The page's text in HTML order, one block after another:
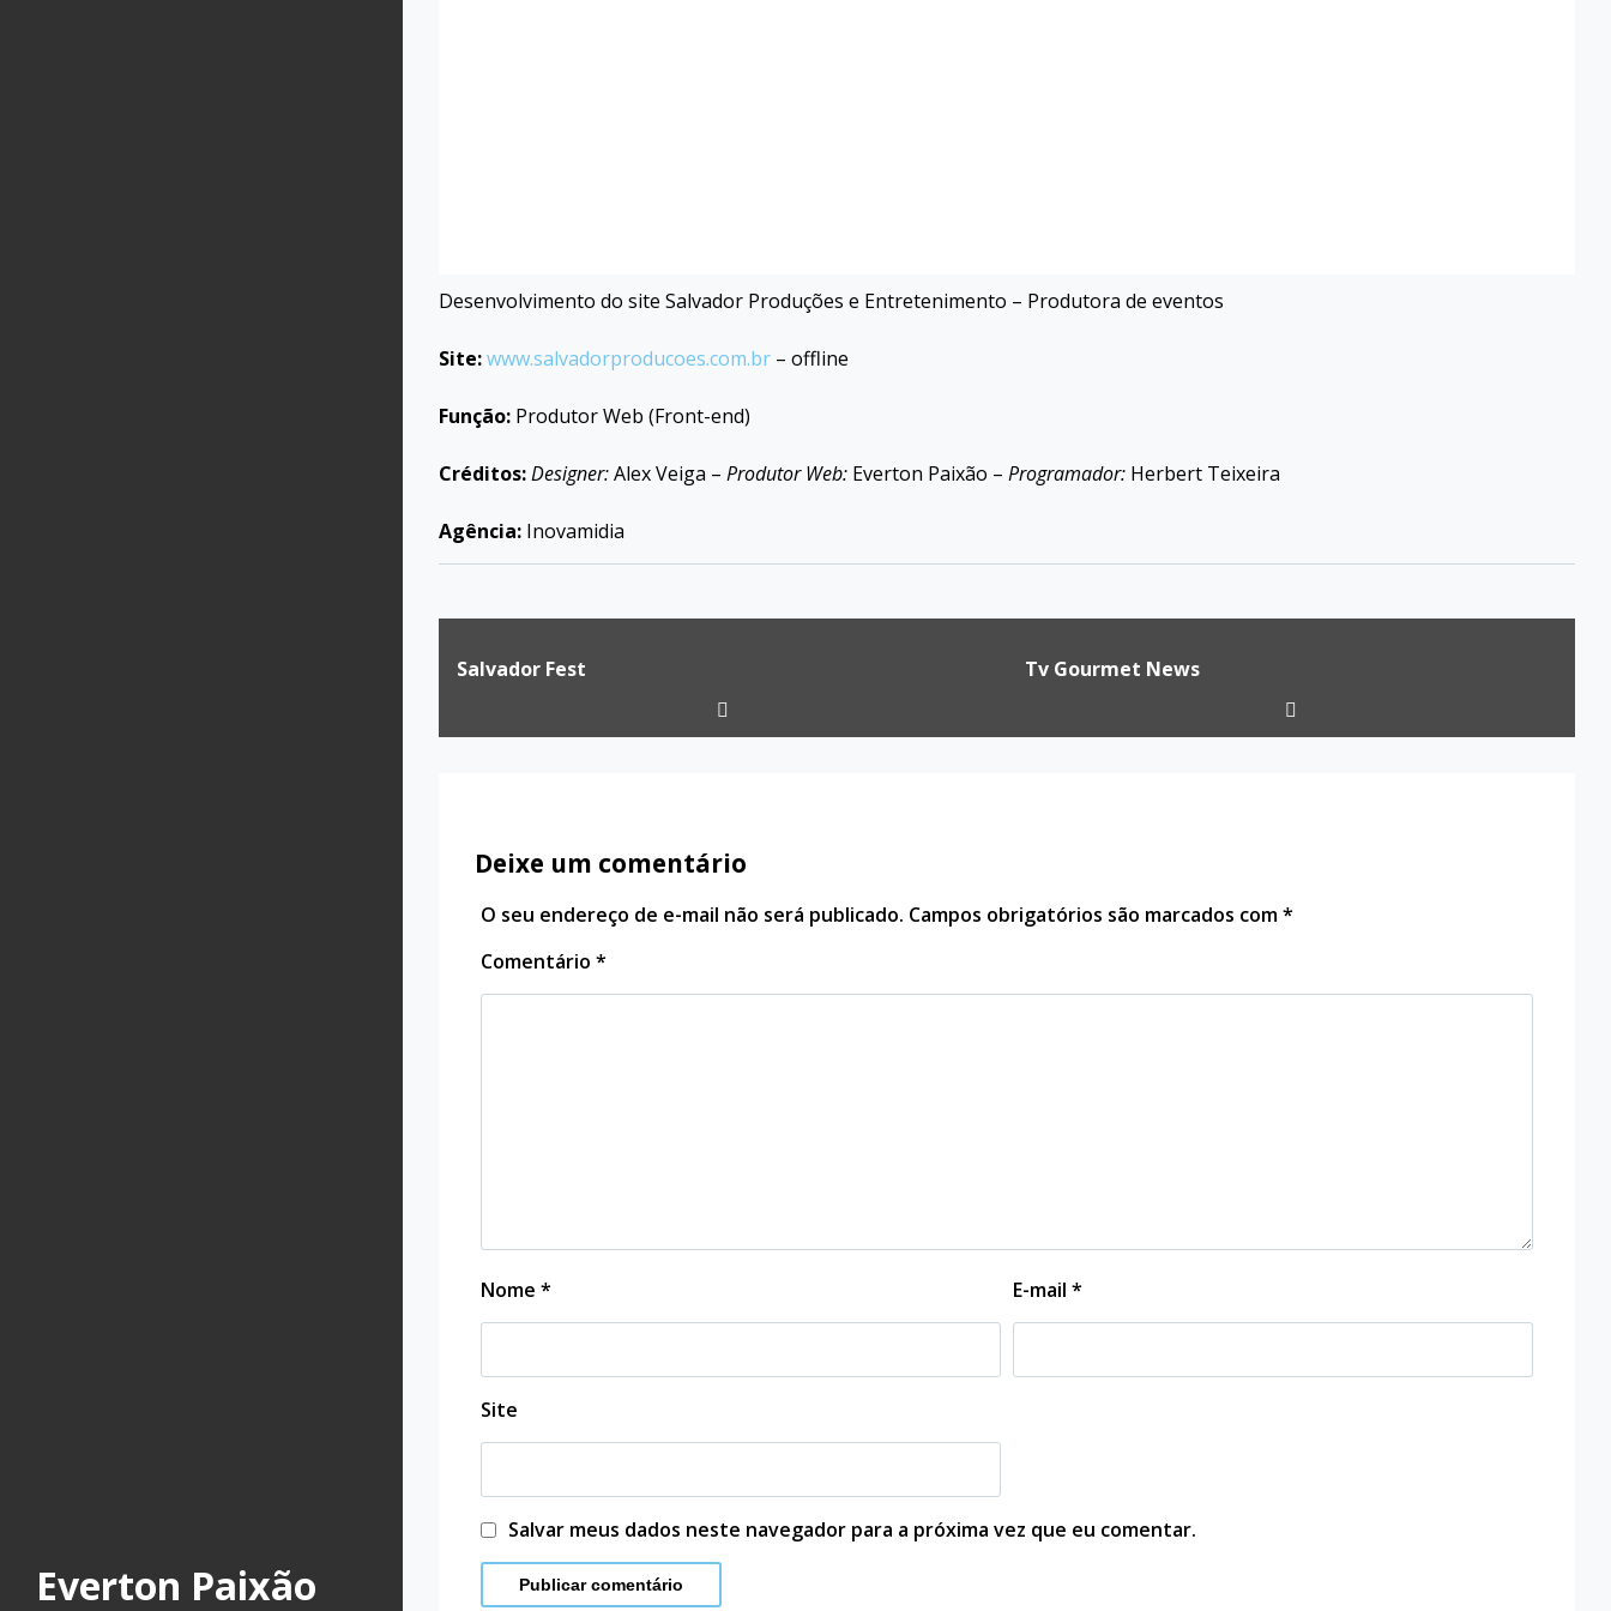
Everton Paixão
Desenvolvimento do site Salvador Produções e Entretenimento – Produtora de eventos
Site:www.salvadorproducoes.com.br – offline
Função: Produtor Web (Front-end)
Créditos:Designer:Alex Veiga – Produtor Web: Everton Paixão – Programador: Herbert Teixeira
Agência: Inovamidia
de
Salvador Fest Tv Gourmet News
Deixe um comentário
O seu endereço de e-mail não será publicado. Campos obrigatórios são marcados com*
Comentário *
Nome * E-mail *
Site
Salvar meus dados neste navegador para a próxima vez que eu comentar.